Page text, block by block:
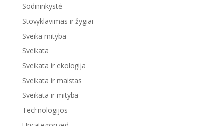
Sodininkystė
Stovyklavimas ir žygiai
Sveika mityba
Sveikata
Sveikata ir ekologija
Sveikata ir maistas
Sveikata ir mityba
Technologijos